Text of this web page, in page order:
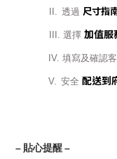
II. 透過 尺寸指
III. 選擇 加值服
IV. 填寫及確認
V. 安全配送到
– 貼心提醒–